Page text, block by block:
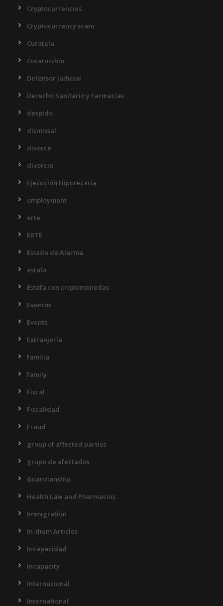
Cryptocurrencies
Cryptocurrency scam
Curatela
Curatorship
Defensor Judicial
Derecho Sanitario y Farmacias
despido
dismissal
divorce
divorcio
Ejecución Hipotecaria
employment
erte
ERTE
Estado de Alarma
estafa
Estafa con criptomonedas
Eventos
Events
Extranjería
familia
family
Fiscal
Fiscalidad
Fraud
group of affected parties
grupo de afectados
Guardianship
Health Law and Pharmacies
Immigration
In-diem Articles
Incapacidad
Incapacity
Internacional
International